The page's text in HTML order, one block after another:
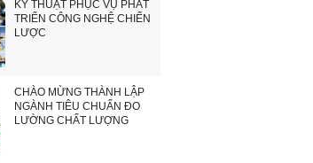
KỸ THUẬT PHỤC VỤ PHÁT
TRIỂN CÔNG NGHỆ CHIẾN
LƯỢC
CHÀO MỪNG THÀNH LẬP
NGÀNH TIÊU CHUẨN ĐO
LƯỜNG CHẤT LƯỢNG